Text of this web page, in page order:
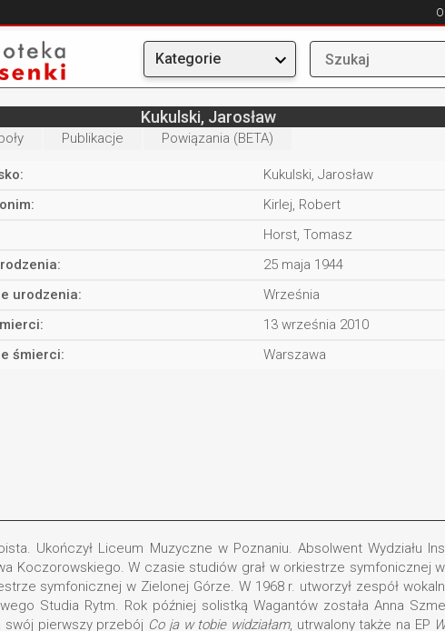
Kategorie
Kukulski, Jarosław
Publikacje Powiązania (BETA)
Kukulski, Jarosław
Kirlej, Robert
Horst, Tomasz
25 maja 1944
urodzenia:
Września
13 września 2010
śmierci:
Warszawa
Ukończył Liceum Muzyczne w Poznaniu. Absolwent Wydziału
Koczorowskiego. W czasie studiów grał w orkiestrze symfonicznej
symfonicznej w Zielonej Górze. W 1968 r. utworzył zespół
Studia Rytm. Rok później solistką Wagantów została Anna
swój pierwszy przebój Co ja w tobie widziałam, utrwalony także na EP